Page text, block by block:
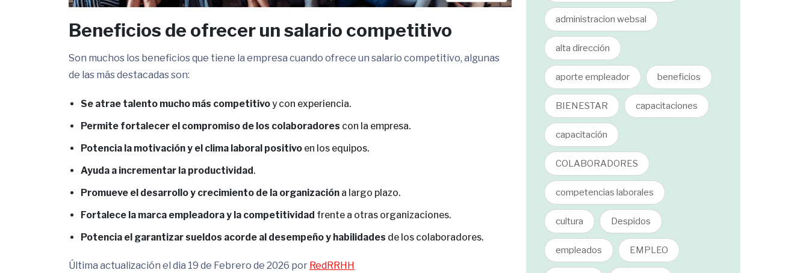
Beneficios de ofrecer un salario competitivo
Son muchos los beneficios que tiene la empresa cuando ofrece un salario competitivo, algunas
de las más destacadas son:
Se atrae talento mucho más competitivoy con experiencia.
Permite fortalecer el compromiso de los colaboradores con la empresa.
Potencia la motivación y el clima laboral positivo en los equipos.
Ayuda a incrementar la productividad.
Promueve el desarrollo y crecimiento de la organización a largo plazo.
Fortalece la marca empleadora y la competitividad frente a otras organizaciones.
Potencia el garantizar sueldos acorde al desempeño y habilidades de los colaboradores.
Última actualización el dia 19 de Febrero de 2026 por RedRRHH
administracion websal
alta dirección
aporte empleador beneficios
BIENESTAR capacitaciones
capacitación
COLABORADORES
competencias laborales
cultura Despidos
empleados EMPLEO